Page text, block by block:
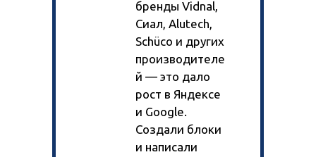
бренды Vidnal,
Сиал, Alutech,
Schüco и других
производителе
й — это дало
рост в Яндексе
и Google.
Создали блоки
и написали